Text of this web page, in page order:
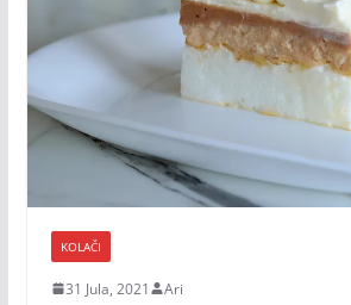
KOLAČI
31 Jula, 2021 Ari